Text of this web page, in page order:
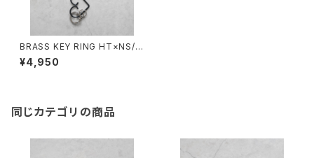
BRASS KEY RING HT×NS/2
055#2/真鍮キーリングHTネッ
クストラップ
¥4,950
同じカテゴリの商品